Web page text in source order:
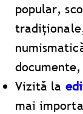
popular,
Vizită la
mai